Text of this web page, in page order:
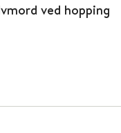
ved hopping